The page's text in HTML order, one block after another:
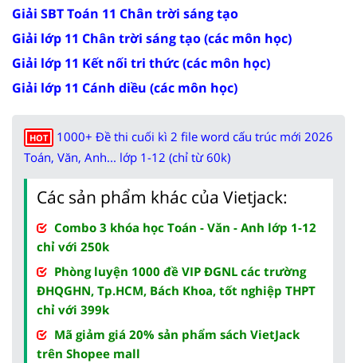
Giải SBT Toán 11 Chân trời sáng tạo
Giải lớp 11 Chân trời sáng tạo (các môn học)
Giải lớp 11 Kết nối tri thức (các môn học)
Giải lớp 11 Cánh diều (các môn học)
HOT
1000+ Đề thi cuối kì 2 file word cấu trúc mới 2026
Toán, Văn, Anh... lớp 1-12 (chỉ từ 60k)
Các sản phẩm khác của Vietjack:
Combo 3 khóa học Toán - Văn - Anh lớp 1-12
chỉ với 250k
Phòng luyện 1000 đề VIP ĐGNL các trường
ĐHQGHN, Tp.HCM, Bách Khoa, tốt nghiệp THPT
chỉ với 399k
Mã giảm giá 20% sản phẩm sách VietJack
trên Shopee mall